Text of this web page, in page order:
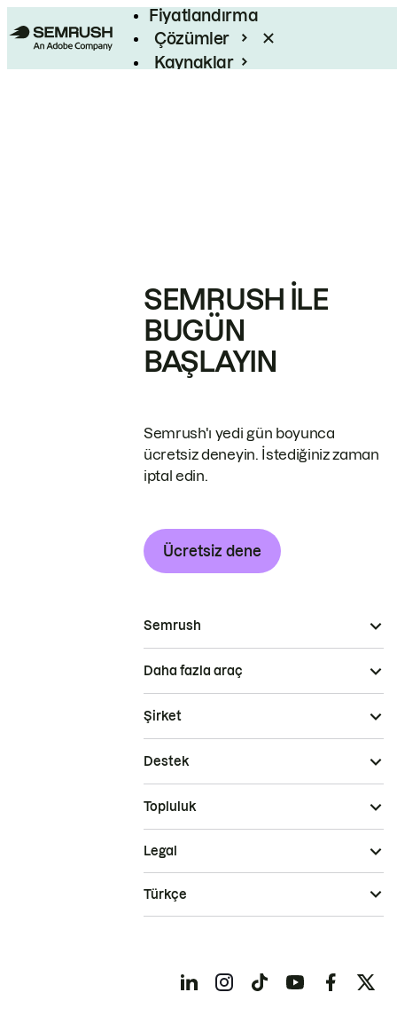
Fiyatlandırma
Çözümler
Kaynaklar
SEMRUSH ILE
BUGÜN
BAŞLAYIN
Semrush'ı yedi gün boyunca
ücretsiz deneyin. İstediğiniz zaman
iptal edin.
Ücretsiz dene
Semrush
Daha fazla araç
Şirket
Destek
Topluluk
Legal
Türkçe